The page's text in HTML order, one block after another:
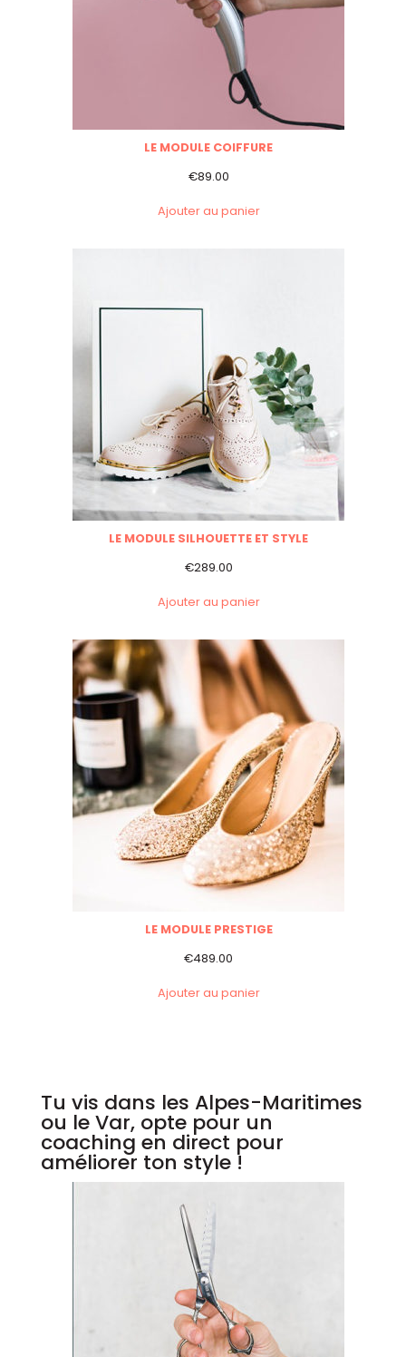
LE MODULE COIFFURE
€89.00
Ajouter au panier
LE MODULE SILHOUETTE ET STYLE
€289.00
Ajouter au panier
LE MODULE PRESTIGE
€489.00
Ajouter au panier
Tu vis dans les Alpes-Maritimes
ou le Var, opte pour un
coaching en direct pour
améliorer ton style !